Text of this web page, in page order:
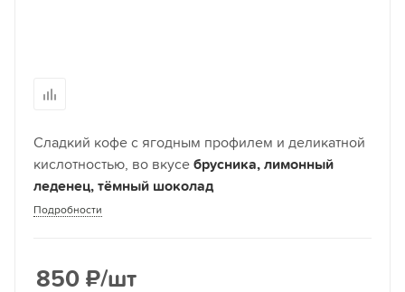
Сладкий кофе с ягодным профилем и деликатной
кислотностью, во вкусе брусника, лимонный
леденец, тёмный шоколад
Подробности
850 ₽/шт